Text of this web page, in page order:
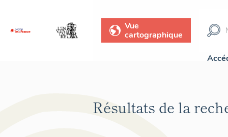
Vue
cartographique
Résultats de la